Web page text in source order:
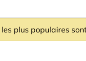
plus populaires